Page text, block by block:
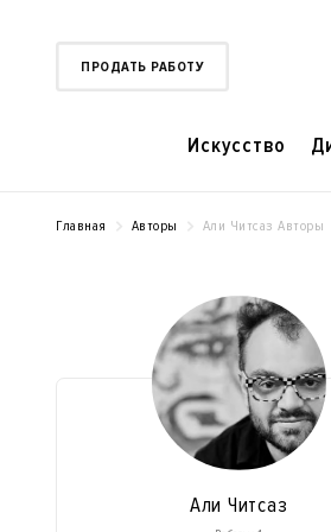
ПРОДАТЬ РАБОТУ
Искусство
Главная Авторы Али Читсаз Авторы
Али Читсаз